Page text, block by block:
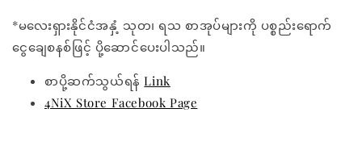
*မလေးရှားနိုင်ငံအနှံ့ သုတ၊ ရသ စာအုပ်များကို ပစ္စည်းရောက်
ငွေချေစနစ်ဖြင့် ပို့ဆောင်ပေးပါသည်။
စာပို့ဆက်သွယ်ရန်Link
4NiX Store Facebook Page